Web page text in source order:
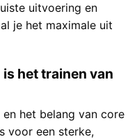
uitvoering en
je het maximale uit
het trainen van
het belang van core
voor een sterke,